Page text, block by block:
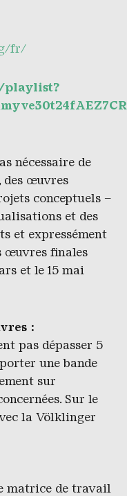
fr/
playlist?
nécessaire de
des œuvres
conceptuels –
et des
et expressément
œuvres finales
et le 15 mai
:
pas dépasser 5
une bande
sur
Sur le
la Völklinger
matrice de travail